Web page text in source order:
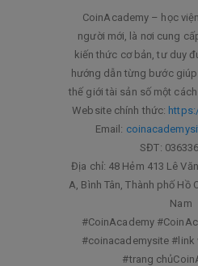
CoinAcademy – học
người mới, là nơi cung
kiến thức cơ bản, tư duy
hướng dẫn từng bước
thế giới tài sản số một cách
Website chính thức:
Email:
SĐT:
Địa chỉ: 48 Hẻm 413 Lê
A, Bình Tân, Thành phố Hồ
Nam
#CoinAcademy
#coinacademysite #link
#trang